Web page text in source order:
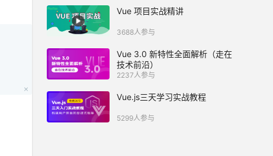
Vue 项目实战精讲
3688人参与
Vue 3.0 新特性全面解析（走在
技术前沿）
2237人参与
Vue.js三天学习实战教程
5299人参与